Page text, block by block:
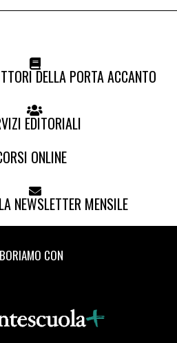
DELLA PORTA ACCANTO
EDITORIALI
ONLINE
NEWSLETTER MENSILE
CON